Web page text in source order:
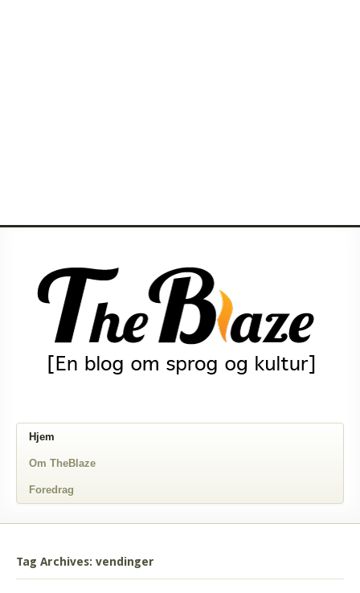
Hjem
Om TheBlaze
Foredrag
Tag Archives: vendinger